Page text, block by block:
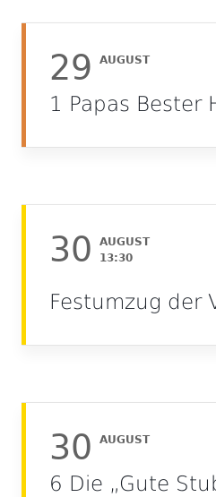
29 AUGUST
1 Papas Bester
30
AUGUST
13:30
Festumzug der
30 AUGUST
6 Die „Gute